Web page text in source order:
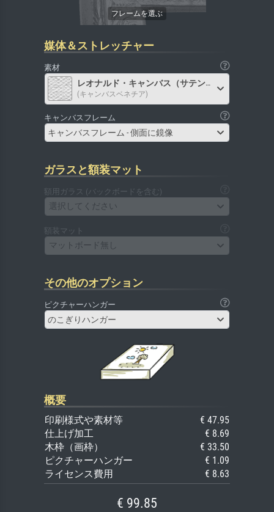
媒体＆ストレッチャー
素材
レオナルド・キャンバス（サテン）
(キャンバスベネチア)
キャンバスフレーム
キャンバスフレーム - 側面に鏡像
ガラスと額装マット
額用ガラス (バックボードを含む)
選択してください
額装マット
マットボード無し
その他のオプション
ピクチャーハンガー
のこぎりハンガー
概要
印刷様式や素材等
€ 47.95
仕上げ加工
€ 8.69
木枠（画枠）
€ 33.50
ピクチャーハンガー
€ 1.09
ライセンス費用
€ 8.63
€ 99.85